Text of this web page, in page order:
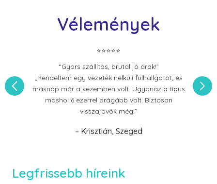
Vélemények
⭐⭐⭐⭐⭐
“Gyors szállítás, brutál jó árak!”
„Rendeltem egy vezeték nélküli fülhallgatót, és
másnap már a kezemben volt. Ugyanaz a típus
máshol 6 ezerrel drágább volt. Biztosan
visszajövök még!”
– Krisztián, Szeged
Legfrissebb híreink